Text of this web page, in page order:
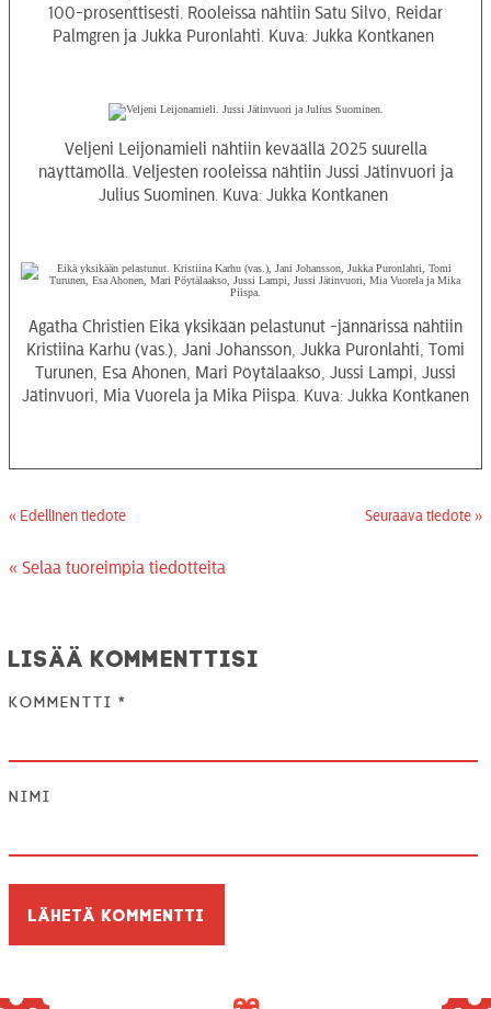
100-prosenttisesti. Rooleissa nähtiin Satu Silvo, Reidar
Palmgren ja Jukka Puronlahti. Kuva: Jukka Kontkanen
Veljeni Leijonamieli nähtiin keväällä 2025 suurella
näyttämöllä. Veljesten rooleissa nähtiin Jussi Jätinvuori ja
Julius Suominen. Kuva: Jukka Kontkanen
Agatha Christien Eikä yksikään pelastunut -jännärissä nähtiin
Kristiina Karhu (vas.), Jani Johansson, Jukka Puronlahti, Tomi
Turunen, Esa Ahonen, Mari Pöytälaakso, Jussi Lampi, Jussi
Jätinvuori, Mia Vuorela ja Mika Piispa. Kuva: Jukka Kontkanen
« Edellinen tiedote Seuraava tiedote »
« Selaa tuoreimpia tiedotteita
Lisää kommenttisi
Kommentti *
Nimi